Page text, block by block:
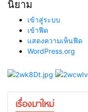
นิยาม
เข้าสู่ระบบ
เข้าฟีด
แสดงความเห็นฟีด
WordPress.org
เรื่องมาใหม่